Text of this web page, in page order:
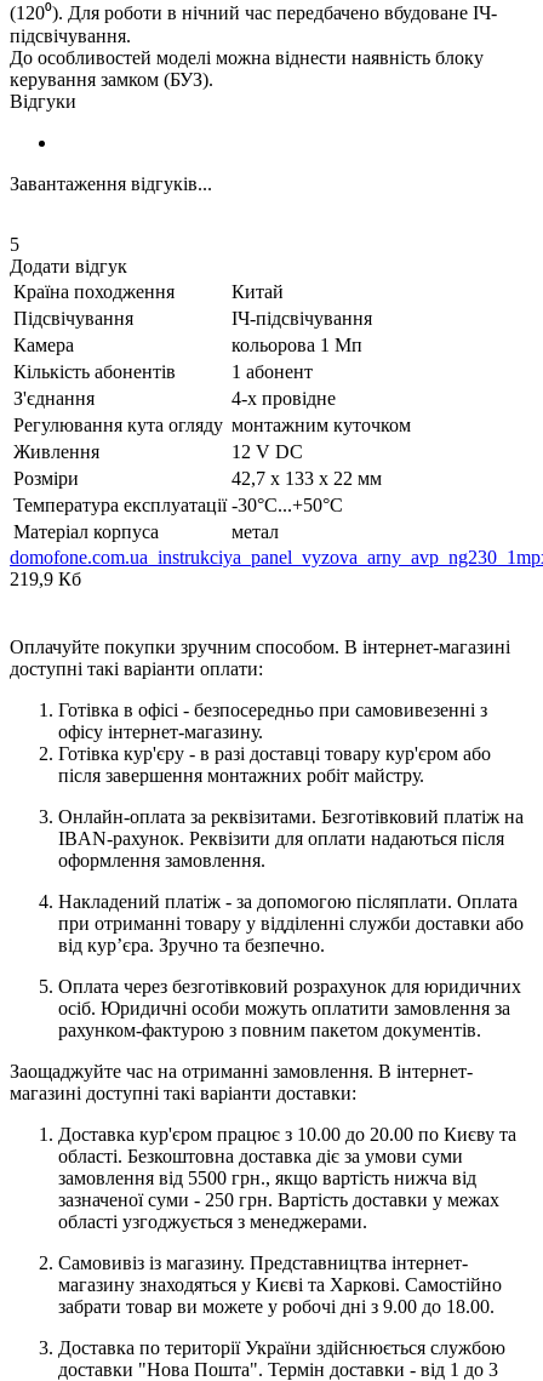
(120⁰). Для роботи в нічний час передбачено вбудоване ІЧ-
підсвічування.
До особливостей моделі можна віднести наявність блоку
керування замком (БУЗ).
Відгуки
Завантаження відгуків...
5
Додати відгук
Країна походження
Китай
Підсвічування
ІЧ-підсвічування
Камера
кольорова 1 Мп
Кількість абонентів
1 абонент
З'єднання
4-х провідне
Регулювання кута огляду монтажним куточком
Живлення
12 V DC
Розміри
42,7 х 133 х 22 мм
Температура експлуатації -30°С...+50°С
Матеріал корпуса
метал
219,9 Кб
Оплачуйте покупки зручним способом. В інтернет-магазині
доступні такі варіанти оплати:
Готівка в офісі - безпосередньо при самовивезенні з
офісу інтернет-магазину.
Готівка кур'єру - в разі доставці товару кур'єром або
після завершення монтажних робіт майстру.
Онлайн-оплата за реквізитами. Безготівковий платіж на
IBAN-рахунок. Реквізити для оплати надаються після
оформлення замовлення.
Накладений платіж - за допомогою післяплати. Оплата
при отриманні товару у відділенні служби доставки або
від кур’єра. Зручно та безпечно.
Оплата через безготівковий розрахунок для юридичних
осіб. Юридичні особи можуть оплатити замовлення за
рахунком-фактурою з повним пакетом документів.
Заощаджуйте час на отриманні замовлення. В інтернет-
магазині доступні такі варіанти доставки:
Доставка кур'єром працює з 10.00 до 20.00 по Києву та
області. Безкоштовна доставка діє за умови суми
замовлення від 5500 грн., якщо вартість нижча від
зазначеної суми - 250 грн. Вартість доставки у межах
області узгоджується з менеджерами.
Самовивіз із магазину. Представництва інтернет-
магазину знаходяться у Києві та Харкові. Самостійно
забрати товар ви можете у робочі дні з 9.00 до 18.00.
Доставка по території України здійснюється службою
доставки "Нова Пошта". Термін доставки - від 1 до 3